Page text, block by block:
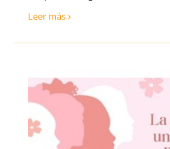
Teruel
Toledo
Zamora
Zaragoza
Leer más